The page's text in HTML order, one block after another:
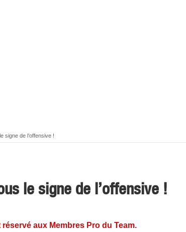
signe de l’offensive !
le signe de l’offensive !
aux Membres Pro du Team.